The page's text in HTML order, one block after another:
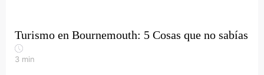
Turismo en Bournemouth: 5 Cosas que no sabías
3 min